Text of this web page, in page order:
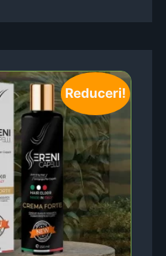
Reduceri!